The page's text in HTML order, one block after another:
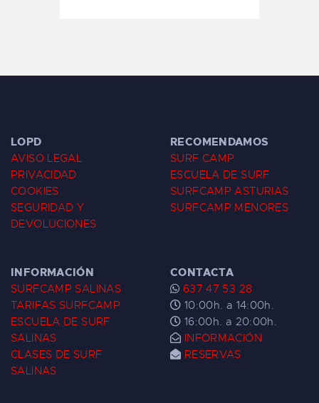
LOPD
AVISO LEGAL
PRIVACIDAD
COOKIES
SEGURIDAD Y
DEVOLUCIONES
RECOMENDAMOS
SURF CAMP
ESCUELA DE SURF
SURFCAMP ASTURIAS
SURFCAMP MENORES
INFORMACIÓN
SURFCAMP SALINAS
TARIFAS SURFCAMP
ESCUELA DE SURF
SALINAS
CLASES DE SURF
SALINAS
CONTACTA
637 47 53 28
10:00h. a 14:00h.
16:00h. a 20:00h.
INFORMACIÓN
RESERVAS